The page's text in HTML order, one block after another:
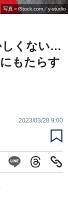
写真＝iStock.com／y-studio
しくない…
もたらす
2023/03/28 9:00